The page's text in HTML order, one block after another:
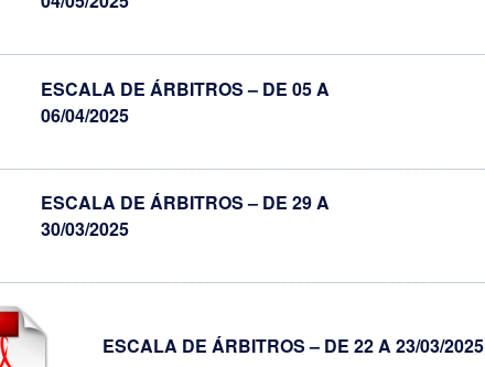
ESCALA DE ÁRBITROS – DE 05 A
06/04/2025
ESCALA DE ÁRBITROS – DE 29 A
30/03/2025
ESCALA DE ÁRBITROS – DE 22 A 23/03/2025